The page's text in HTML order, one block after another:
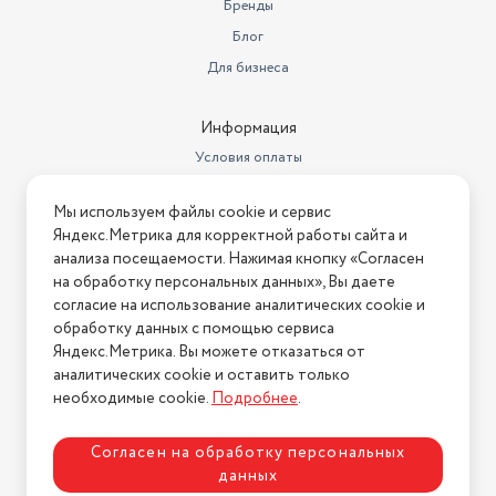
1
128 Мб
7.8 с
Ресурс ч/б картриджа/тонера
700 страниц
Скорость черно-белой печати
22 стр/мин
Частота процессора
600 МГц
Тип картриджа/тонера
черный PC-211EV
Поддержка ОС
Linux, Mac OS, Windows, iOS
Подача бумаги (максимальная)
150 шт.
Бренды
Блог
Для бизнеса
Информация
Условия оплаты
Условия возврата
Нашли ошибку на сайте? Напишите нам
2026 © Интернет-магазин "АстМаркет". У нас есть всё!
Политика конфиденциальности
Мы используем файлы cookie и сервис
Яндекс.Метрика для корректной работы сайта и
анализа посещаемости. Нажимая кнопку «Согласен
на обработку персональных данных», Вы даете
согласие на использование аналитических cookie и
обработку данных с помощью сервиса
Яндекс.Метрика. Вы можете отказаться от
аналитических cookie и оставить только
необходимые cookie.Подробнее.
Согласен на обработку персональных
данных